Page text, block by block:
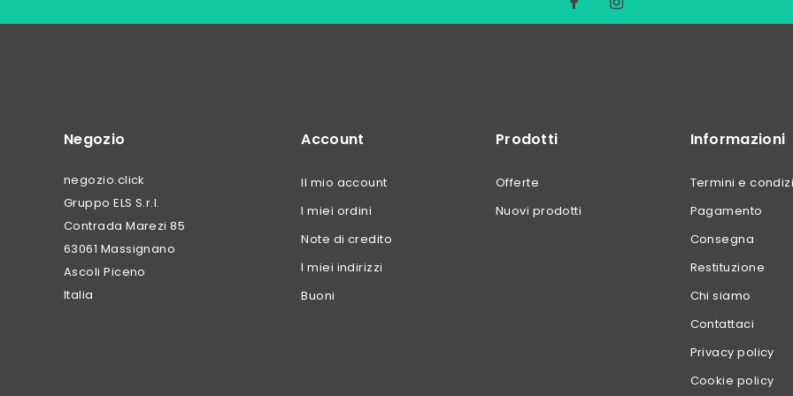
Negozio
negozio.click
Gruppo ELS S.r.l.
Contrada Marezi 85
63061 Massignano
Ascoli Piceno
Italia
Account
Il mio account
I miei ordini
Note di credito
I miei indirizzi
Buoni
Prodotti
Offerte
Nuovi prodotti
Informazioni
Termini e
Pagamento
Consegna
Restituzione
Chi siamo
Contattaci
Privacy policy
Cookie policy